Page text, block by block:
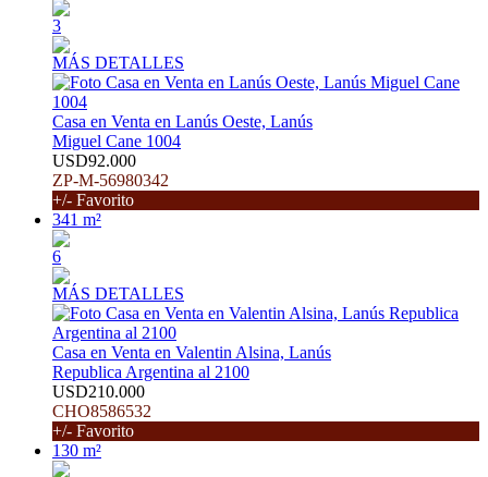
3
MÁS DETALLES
Casa en Venta en Lanús Oeste, Lanús
Miguel Cane 1004
USD92.000
ZP-M-56980342
+/- Favorito
341 m²
6
MÁS DETALLES
Casa en Venta en Valentin Alsina, Lanús
Republica Argentina al 2100
USD210.000
CHO8586532
+/- Favorito
130 m²